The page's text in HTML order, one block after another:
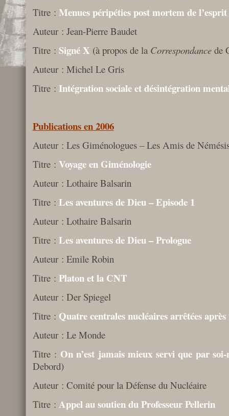
Titre : Menues péripéties post mortem de
Auteur : Jean-Pierre Baudet
Titre : Signé X (à propos de la Correspondancede
Auteur : Michel Le Gris
Titre : Intégration sociale et désintégration
Publications en 2006
Auteur : Les Giménologues – Les Amis de
Titre : Voyage en Giménologie
Auteur : Lothaire Balsarin
Titre : Les aventures de Dieu – Episode 1
Auteur : Lothaire Balsarin
Titre : Les aventures de Dieu – Prologue
Auteur : Emile Robin
Titre : Platon et la CNT
Auteur : Der Spiegel
Titre : Quatre centrales nucléaires arrêtées
Auteur : Le Monde
Titre : On n’est jamais mieux servi que par soi-
Debord)
Auteur : Comité pour la Défense du Nucléaire
Titre : Appel au soutien du Professeur Pellerin